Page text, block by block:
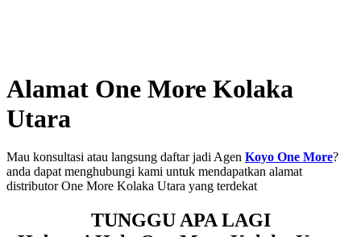
Alamat One More Kolaka
Utara
Mau konsultasi atau langsung daftar jadi Agen Koyo One More?
anda dapat menghubungi kami untuk mendapatkan alamat
distributor One More Kolaka Utara yang terdekat
TUNGGU APA LAGI